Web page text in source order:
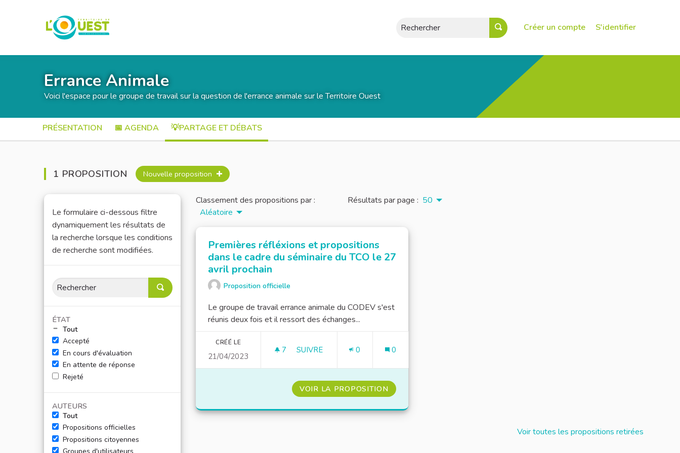
Rechercher Créer un compte S'identifier
Errance Animale
Voici l'espace pour le groupe de travail sur la question de l'errance animale sur le Territoire Ouest
PRÉSENTATION 📅 AGENDA 💡PARTAGE ET DÉBATS
1 PROPOSITION Nouvelle proposition
Le formulaire ci-dessous filtre
dynamiquement les résultats de
la recherche lorsque les conditions
de recherche sont modifiées.
ÉTAT
Tout
Accepté
En cours d'évaluation
En attente de réponse
Rejeté
AUTEURS
Tout
Propositions officielles
Propositions citoyennes
Classement des propositions par :
Aléatoire
Résultats par page : 50
Premières réfléxions et propositions
dans le cadre du séminaire du TCO le 27
avril prochain
Proposition officielle
Le groupe de travail errance animale du CODEV s'est
réunis deux fois et il ressort des échanges...
CRÉÉ LE
21/04/2023
7 7 ABONNÉS
SUIVRE 0 0
VOIR LA PROPOSITION PREMIÈRES RÉFLÉXIONS ET PROPOSITIONS DANS LE CADRE DU
Voir toutes les propositions retirées